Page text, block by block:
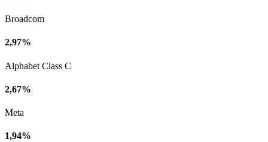
Broadcom
2,97%
Alphabet Class C
2,67%
Meta
1,94%